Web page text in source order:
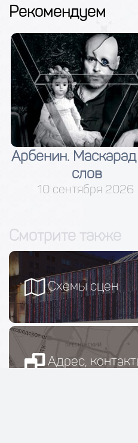
Рекомендуем
без
2026
Смотрите также
Схемы сцен
Адрес,